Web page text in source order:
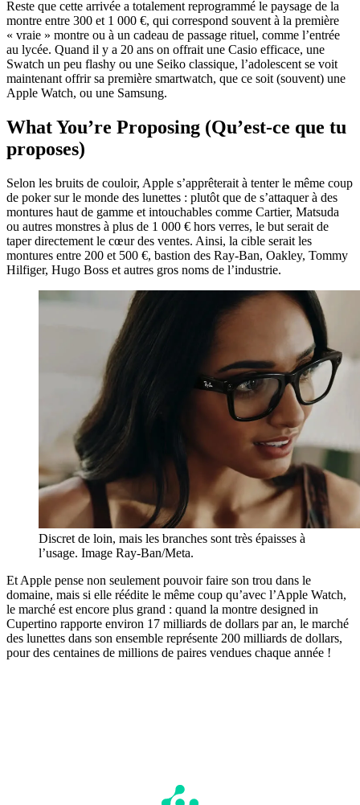
Reste que cette arrivée a totalement reprogrammé le paysage de la
montre entre 300 et 1 000 €, qui correspond souvent à la première
« vraie » montre ou à un cadeau de passage rituel, comme l’entrée
au lycée. Quand il y a 20 ans on offrait une Casio efficace, une
Swatch un peu flashy ou une Seiko classique, l’adolescent se voit
maintenant offrir sa première smartwatch, que ce soit (souvent) une
Apple Watch, ou une Samsung.
What You’re Proposing (Qu’est-ce que tu
proposes)
Selon les bruits de couloir, Apple s’apprêterait à tenter le même coup
de poker sur le monde des lunettes : plutôt que de s’attaquer à des
montures haut de gamme et intouchables comme Cartier, Matsuda
ou autres monstres à plus de 1 000 € hors verres, le but serait de
taper directement le cœur des ventes. Ainsi, la cible serait les
montures entre 200 et 500 €, bastion des Ray-Ban, Oakley, Tommy
Hilfiger, Hugo Boss et autres gros noms de l’industrie.
Discret de loin, mais les branches sont très épaisses à
l’usage. Image Ray-Ban/Meta.
Et Apple pense non seulement pouvoir faire son trou dans le
domaine, mais si elle réédite le même coup qu’avec l’Apple Watch,
le marché est encore plus grand : quand la montre designed in
Cupertino rapporte environ 17 milliards de dollars par an, le marché
des lunettes dans son ensemble représente 200 milliards de dollars,
pour des centaines de millions de paires vendues chaque année !